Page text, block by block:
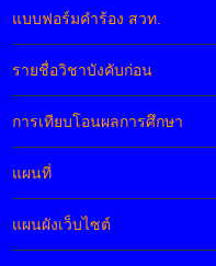
แบบฟอร์มคำร้อง สวท.
รายชื่อวิชาบังคับก่อน
การเทียบโอนผลการศึกษา
แผนที่
แผนผังเว็บไซต์